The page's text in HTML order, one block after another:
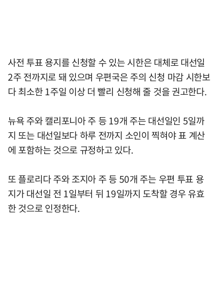
사전 투표 용지를 신청할 수 있는 시한은 대체로 대선일
2주 전까지로 돼 있으며 우편국은 주의 신청 마감 시한보
다 최소한 1주일 이상 더 빨리 신청해 줄 것을 권고한다.
뉴욕 주와 캘리포니아 주 등 19개 주는 대선일인 5일까
지 또는 대선일보다 하루 전까지 소인이 찍혀야 표 계산
에 포함하는 것으로 규정하고 있다.
또 플로리다 주와 조지아 주 등 50개 주는 우편 투표 용
지가 대선일 전 1일부터 뒤 19일까지 도착할 경우 유효
한 것으로 인정한다.